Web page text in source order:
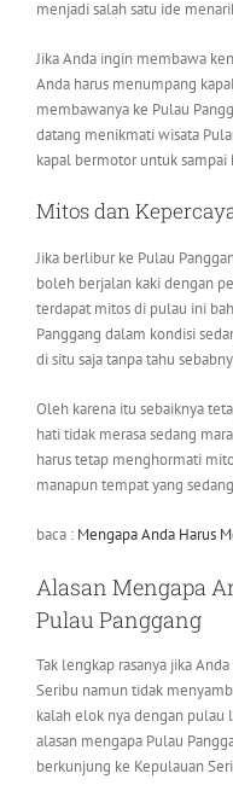
menjadi salah satu ide
Jika Anda ingin membawa
Anda harus menumpang
membawanya ke Pulau
datang menikmati wisata
kapal bermotor untuk sampai
Mitos dan
Jika berlibur ke Pulau
boleh berjalan kaki dengan
terdapat mitos di pulau ini
Panggang dalam kondisi
di situ saja tanpa tahu
Oleh karena itu sebaiknya
hati tidak merasa sedang
harus tetap menghormati
manapun tempat yang
baca : Mengapa Anda Harus
Alasan Mengapa
Pulau Panggang
Tak lengkap rasanya jika
Seribu namun tidak
kalah elok nya dengan pulau
alasan mengapa Pulau
berkunjung ke Kepulauan